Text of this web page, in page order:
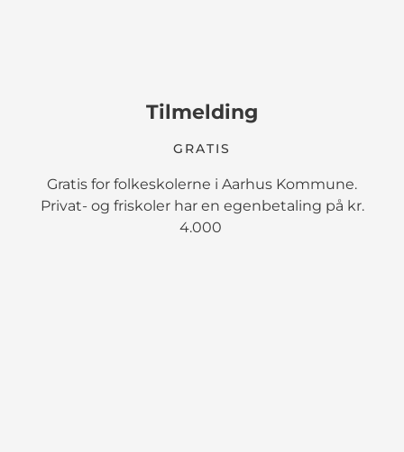
Tilmelding
GRATIS
Gratis for folkeskolerne i Aarhus Kommune.
Privat- og friskoler har en egenbetaling på kr.
4.000